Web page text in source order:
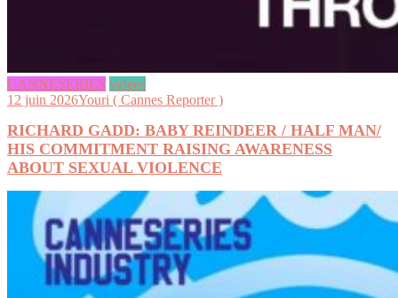
CANNESERIES videos
12 juin 2026Youri ( Cannes Reporter )
RICHARD GADD: BABY REINDEER / HALF MAN/
HIS COMMITMENT RAISING AWARENESS
ABOUT SEXUAL VIOLENCE